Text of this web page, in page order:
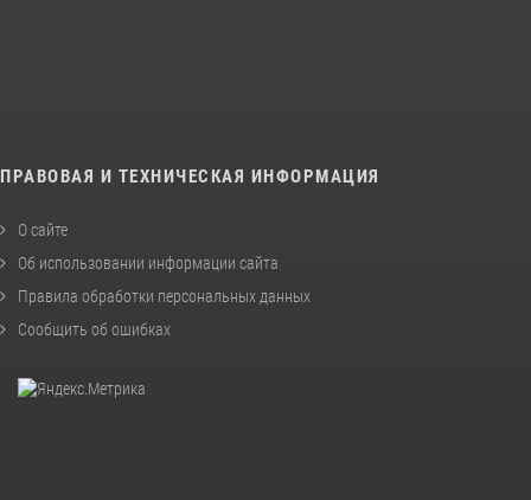
ПРАВОВАЯ И ТЕХНИЧЕСКАЯ ИНФОРМАЦИЯ
О сайте
Об использовании информации сайта
Правила обработки персональных данных
Сообщить об ошибках